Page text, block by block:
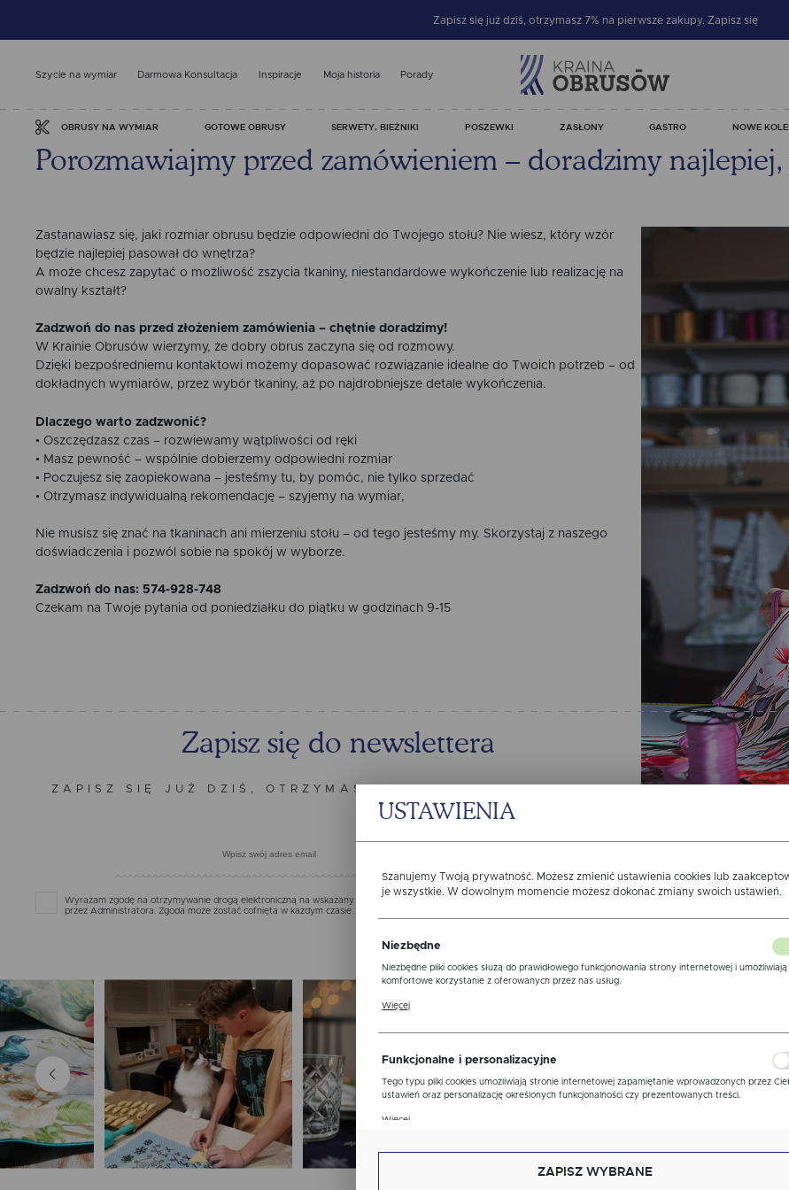
Zapisz się już dziś, otrzymasz 7% na pierwsze zakupy. Zapisz się
Szycie na wymiar Darmowa Konsultacja Inspiracje Moja historia Porady
OBRUSY NA WYMIAR GOTOWE OBRUSY SERWETY, BIEŻNIKI POSZEWKI ZASŁONY GASTRO NOWE
Porozmawiajmy przed zamówieniem – doradzimy
Zastanawiasz się, jaki rozmiar obrusu będzie odpowiedni do Twojego stołu? Nie wiesz, który wzór
będzie najlepiej pasował do wnętrza?
A może chcesz zapytać o możliwość zszycia tkaniny, niestandardowe wykończenie lub realizację na
owalny kształt?
Zadzwoń do nas przed złożeniem zamówienia – chętnie doradzimy!
W Krainie Obrusów wierzymy, że dobry obrus zaczyna się od rozmowy.
Dzięki bezpośredniemu kontaktowi możemy dopasować rozwiązanie idealne do Twoich potrzeb – od
dokładnych wymiarów, przez wybór tkaniny, aż po najdrobniejsze detale wykończenia.
Dlaczego warto zadzwonić?
• Oszczędzasz czas – rozwiewamy wątpliwości od ręki
• Masz pewność – wspólnie dobierzemy odpowiedni rozmiar
• Poczujesz się zaopiekowana – jesteśmy tu, by pomóc, nie tylko sprzedać
• Otrzymasz indywidualną rekomendację – szyjemy na wymiar,
Nie musisz się znać na tkaninach ani mierzeniu stołu – od tego jesteśmy my. Skorzystaj z naszego
doświadczenia i pozwól sobie na spokój w wyborze.
Zadzwoń do nas: 574-928-748
Czekam na Twoje pytania od poniedziałku do piątku w godzinach 9-15
Zapisz się do newslettera
ZAPISZ SIĘ JUŻ DZIŚ, OTRZYMASZ 7% NA PIERWSZE ZAKUPY
Wyrażam zgodę na otrzymywanie drogą elektroniczną na wskazany przeze mnie adres e-mail informacji dotyczących świadczonych
przez Administratora. Zgoda może zostać cofnięta w każdym czasie.
USTAWIENIA
Szanujemy Twoją prywatność. Możesz zmienić ustawienia cookies lub
je wszystkie. W dowolnym momencie możesz dokonać zmiany swoich ustawień.
Niezbędne
Niezbędne pliki cookies służą do prawidłowego funkcjonowania strony internetowej i umożliwiają
komfortowe korzystanie z oferowanych przez nas usług.
ustawień preferencji prywatności, logowania czy wypełniania formularzy. Dzięki plikom cookies
Więcej
Funkcjonalne i personalizacyjne
Tego typu pliki cookies umożliwiają stronie internetowej zapamiętanie wprowadzonych przez
ustawień oraz personalizację określonych funkcjonalności czy prezentowanych treści.
Więcej
ZAPISZ WYBRANE